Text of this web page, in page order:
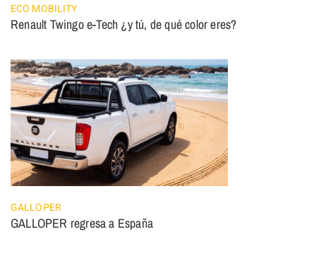
ECO MOBILITY
Renault Twingo e-Tech ¿y tú, de qué color eres?
GALLOPER
GALLOPER regresa a España